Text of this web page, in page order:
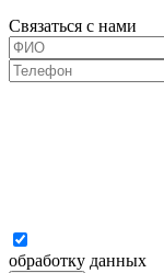
Связаться с нами
обработку данных